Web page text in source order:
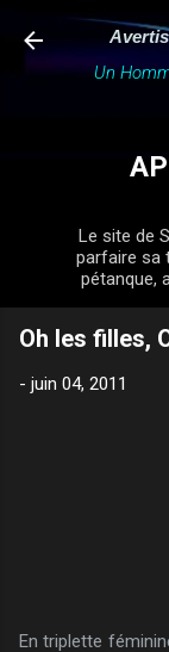
Un
Le site de
parfaire sa
pétanque,
Oh les filles,
- juin 04, 2011
En triplette